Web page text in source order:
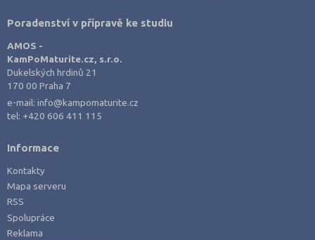
Poradenství v přípravě ke studiu
AMOS -
KamPoMaturite.cz, s.r.o.
Dukelských hrdinů 21
170 00 Praha 7
e-mail:info@kampomaturite.cz
tel: +420 606 411 115
Informace
Kontakty
Mapa serveru
RSS
Spolupráce
Reklama